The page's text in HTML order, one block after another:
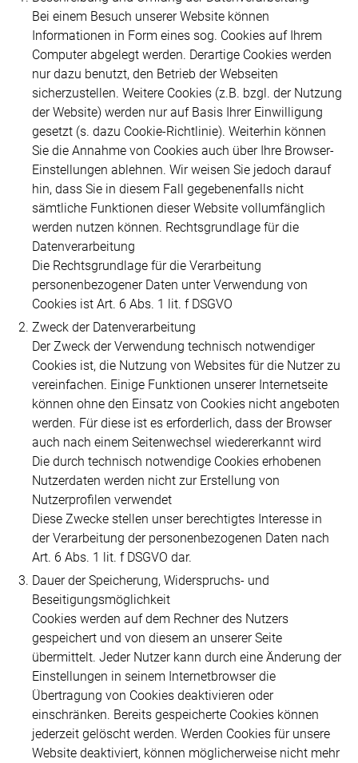
Bei einem Besuch unserer Website können
Informationen in Form eines sog. Cookies auf Ihrem
Computer abgelegt werden. Derartige Cookies werden
nur dazu benutzt, den Betrieb der Webseiten
sicherzustellen. Weitere Cookies (z.B. bzgl. der Nutzung
der Website) werden nur auf Basis Ihrer Einwilligung
gesetzt (s. dazu Cookie-Richtlinie). Weiterhin können
Sie die Annahme von Cookies auch über Ihre Browser-
Einstellungen ablehnen. Wir weisen Sie jedoch darauf
hin, dass Sie in diesem Fall gegebenenfalls nicht
sämtliche Funktionen dieser Website vollumfänglich
werden nutzen können. Rechtsgrundlage für die
Datenverarbeitung
Die Rechtsgrundlage für die Verarbeitung
personenbezogener Daten unter Verwendung von
Cookies ist Art. 6 Abs. 1 lit. f DSGVO
Zweck der Datenverarbeitung
Der Zweck der Verwendung technisch notwendiger
Cookies ist, die Nutzung von Websites für die Nutzer zu
vereinfachen. Einige Funktionen unserer Internetseite
können ohne den Einsatz von Cookies nicht angeboten
werden. Für diese ist es erforderlich, dass der Browser
auch nach einem Seitenwechsel wiedererkannt wird
Die durch technisch notwendige Cookies erhobenen
Nutzerdaten werden nicht zur Erstellung von
Nutzerprofilen verwendet
Diese Zwecke stellen unser berechtigtes Interesse in
der Verarbeitung der personenbezogenen Daten nach
Art. 6 Abs. 1 lit. f DSGVO dar.
Dauer der Speicherung, Widerspruchs- und
Beseitigungsmöglichkeit
Cookies werden auf dem Rechner des Nutzers
gespeichert und von diesem an unserer Seite
übermittelt. Jeder Nutzer kann durch eine Änderung der
Einstellungen in seinem Internetbrowser die
Übertragung von Cookies deaktivieren oder
einschränken. Bereits gespeicherte Cookies können
jederzeit gelöscht werden. Werden Cookies für unsere
Website deaktiviert, können möglicherweise nicht mehr